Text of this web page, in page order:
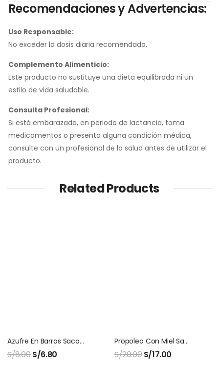
Recomendaciones y Advertencias:
Uso Responsable:
No exceder la dosis diaria recomendada.
Complemento Alimenticio:
Este producto no sustituye una dieta equilibrada ni un
estilo de vida saludable.
Consulta Profesional:
Si está embarazada, en periodo de lactancia, toma
medicamentos o presenta alguna condición médica,
consulte con un profesional de la salud antes de utilizar el
producto.
Related Products
Azufre En Barras Saca El Aire X 6 Unids
S/8.00S/6.80
Propoleo Con Miel San Jose 120 Ml
S/20.00 S/17.00